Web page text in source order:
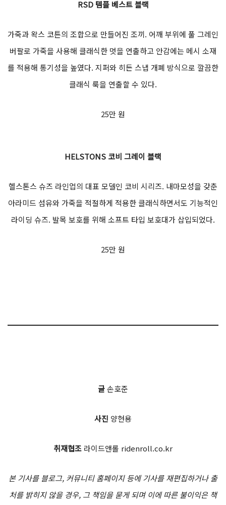
RSD 템플 베스트 블랙
가죽과 왁스 코튼의 조합으로 만들어진 조끼. 어깨 부위에 풀 그레인
버팔로 가죽을 사용해 클래식한 멋을 연출하고 안감에는 메시 소재
를 적용해 통기성을 높였다. 지퍼와 히든 스냅 개폐 방식으로 깔끔한
클래식 룩을 연출할 수 있다.
25만 원
HELSTONS 코비 그레이 블랙
헬스톤스 슈즈 라인업의 대표 모델인 코비 시리즈. 내마모성을 갖춘
아라미드 섬유와 가죽을 적절하게 적용한 클래식하면서도 기능적인
라이딩 슈즈. 발목 보호를 위해 소프트 타입 보호대가 삽입되었다.
25만 원
글손호준
사진 양현용
취재협조 라이드앤롤 ridenroll.co.kr
본 기사를 블로그, 커뮤니티 홈페이지 등에 기사를 재편집하거나 출
처를 밝히지 않을 경우, 그 책임을 묻게 되며 이에 따른 불이익은 책